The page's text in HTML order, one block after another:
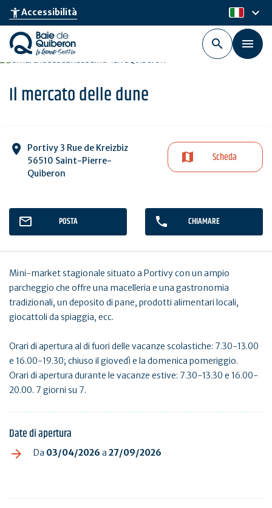
Skip
main
content
accessibility_newAccessibilità it
keyboard_arrow_down
Il mercato delle dune
Portivy 3 Rue de Kreizbiz
56510 Saint-Pierre-
Quiberon
Scheda
POSTA CHIAMARE
Mini-market stagionale situato a Portivy con un ampio
parcheggio che offre una macelleria e una gastronomia
tradizionali, un deposito di pane, prodotti alimentari locali,
giocattoli da spiaggia, ecc.
Orari di apertura al di fuori delle vacanze scolastiche: 7.30-13.00
e 16.00-19.30; chiuso il giovedì e la domenica pomeriggio.
Orari di apertura durante le vacanze estive: 7.30-13.30 e 16.00-
20.00. 7 giorni su 7.
Date di apertura
Da 03/04/2026 a 27/09/2026